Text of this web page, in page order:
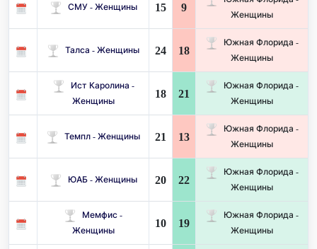
СМУ - Женщины 15 9
Женщины
Талса - Женщины 24 18
Южная Флорида -
Женщины
Ист Каролина -
Женщины
18 21
Южная Флорида -
Женщины
Темпл - Женщины 21 13
Южная Флорида -
Женщины
ЮАБ - Женщины 20 22
Южная Флорида -
Женщины
Мемфис -
Женщины
10 19
Южная Флорида -
Женщины